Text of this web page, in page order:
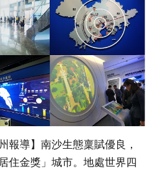
報導】南沙生態稟賦優良，
住金獎」城市。地處世界四